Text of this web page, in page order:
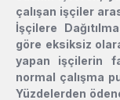
çalışan işçiler
İşçilere
göre eksiksiz
yapan işçilerin
normal çalışma
Yüzdelerden